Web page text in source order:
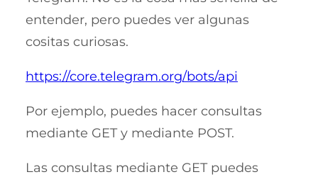
entender, pero puedes ver algunas
cositas curiosas.
https://core.telegram.org/bots/api
Por ejemplo, puedes hacer consultas
mediante GET y mediante POST.
Las consultas mediante GET puedes